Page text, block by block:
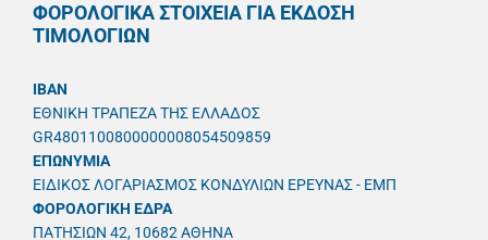
ΦΟΡΟΛΟΓΙΚΑ ΣΤΟΙΧΕΙΑ ΓΙΑ ΕΚΔΟΣΗ
ΤΙΜΟΛΟΓΙΩΝ
IBAN
ΕΘΝΙΚΗ ΤΡΑΠΕΖΑ ΤΗΣ ΕΛΛΑΔΟΣ
GR4801100800000008054509859
ΕΠΩΝΥΜΙΑ
ΕΙΔΙΚΟΣ ΛΟΓΑΡΙΑΣΜΟΣ ΚΟΝΔΥΛΙΩΝ ΕΡΕΥΝΑΣ - ΕΜΠ
ΦΟΡΟΛΟΓΙΚΗ ΕΔΡΑ
ΠΑΤΗΣΙΩΝ 42, 10682 ΑΘΗΝΑ